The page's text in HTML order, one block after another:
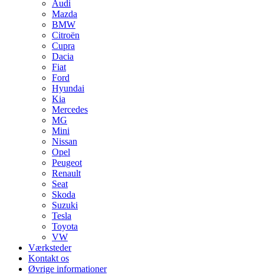
Audi
Mazda
BMW
Citroën
Cupra
Dacia
Fiat
Ford
Hyundai
Kia
Mercedes
MG
Mini
Nissan
Opel
Peugeot
Renault
Seat
Skoda
Suzuki
Tesla
Toyota
VW
Værksteder
Kontakt os
Øvrige informationer